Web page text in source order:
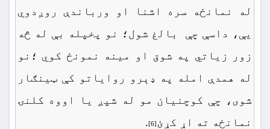
له نمانځه سره اشنا او ورباندې روږدوي
یې، داسې چې بالغ شول؛ نو پخپله بې له څه
زور زیاتي په شوق او مینه نمونځ کوي ؛نو
له همدې امله په ډېرو روایاتو کې ټينګار
شوی، چې کوچنیان مو له شپږ یا اووه کلنۍ
نمانځه ته اړ کړئ [6]
.